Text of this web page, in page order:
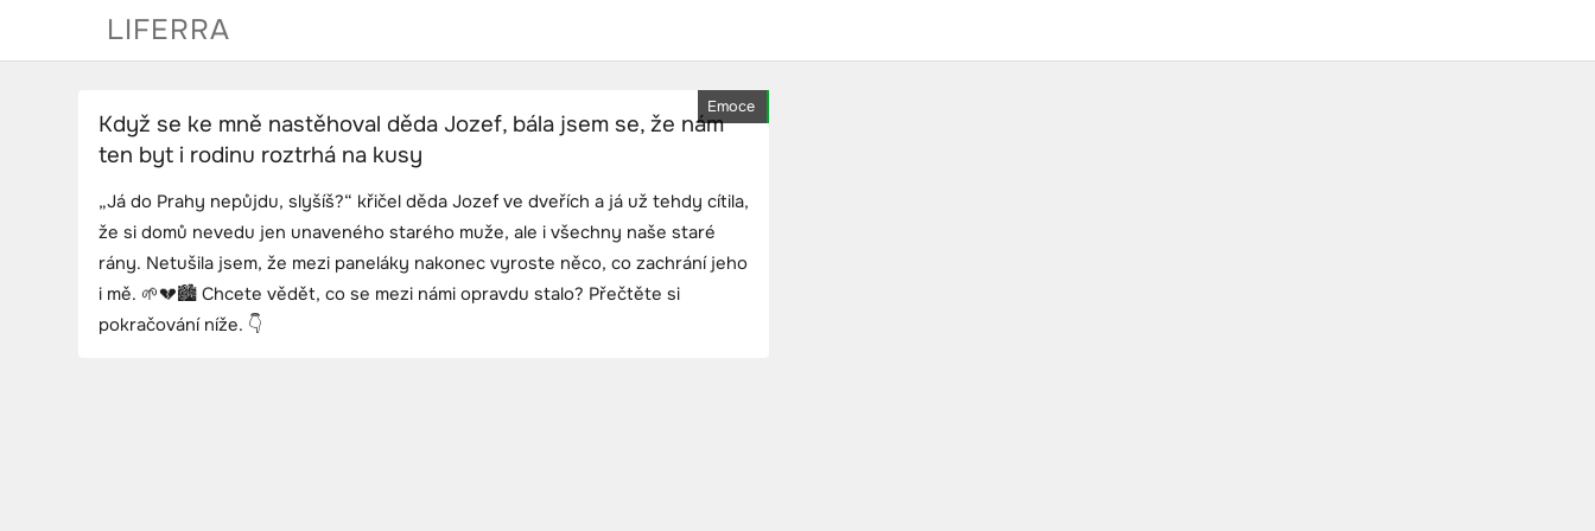
LIFERRA
Emoce
Když se ke mně nastěhoval děda Jozef, bála jsem se, že nám
ten byt i rodinu roztrhá na kusy
„Já do Prahy nepůjdu, slyšíš?“ křičel děda Jozef ve dveřích a já už tehdy cítila,
že si domů nevedu jen unaveného starého muže, ale i všechny naše staré
rány. Netušila jsem, že mezi paneláky nakonec vyroste něco, co zachrání jeho
i mě. 🌱💔🏙️ Chcete vědět, co se mezi námi opravdu stalo? Přečtěte si
pokračování níže. 👇